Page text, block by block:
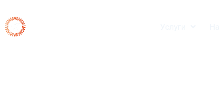
содержимому